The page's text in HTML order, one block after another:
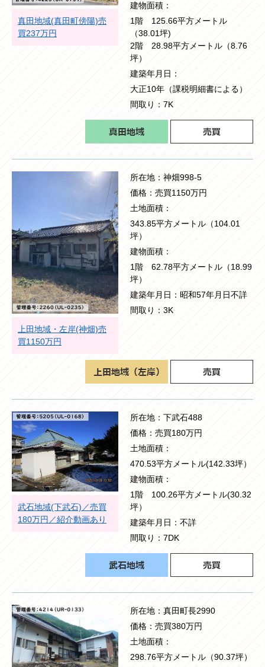
真田地域(真田町傍陽)売
買237万円
建物面積
1階 125.66平方メートル
（38.01坪)
2階 28.98平方メートル（8.76
坪）
建築年月日
大正10年（課税明細書による）
間取り
7K
上田地域・左岸(神畑)売
買1150万円
所在地
神畑998-5
価格
売買1150万円
土地面積
343.85平方メートル（104.01
坪）
建物面積
1階 62.78平方メートル（18.99
坪）
建築年月日
昭和57年月日不詳
間取り
3K
武石地域(下武石)／売買
180万円／紹介動画あり
所在地
下武石488
価格
売買180万円
土地面積
470.53平方メートル(142.33坪）
建物面積
1階 100.26平方メートル(30.32
坪）
建築年月日
不詳
間取り
7DK
所在地
真田町長2990
価格
売買380万円
土地面積
298.76平方メートル（90.37坪）